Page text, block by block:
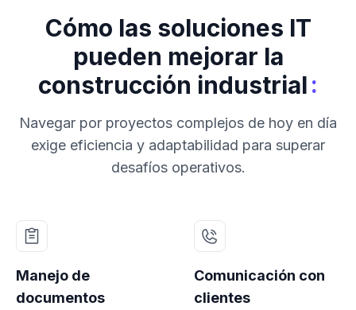
Cómo las soluciones IT
pueden mejorar la
construcción industrial:
Navegar por proyectos complejos de hoy en día
exige eficiencia y adaptabilidad para superar
desafíos operativos.
Manejo de
documentos
Comunicación con
clientes